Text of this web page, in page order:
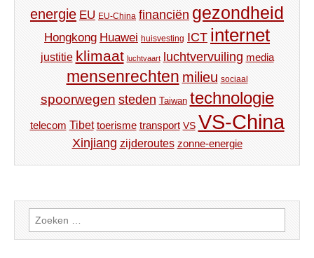
energie EU EU-China financiën gezondheid
Hongkong Huawei huisvesting ICT internet
justitie klimaat luchtvaart luchtvervuiling media
mensenrechten milieu sociaal
spoorwegen steden Taiwan technologie
telecom Tibet toerisme transport VS VS-China
Xinjiang zijderoutes zonne-energie
Zoeken
naar: